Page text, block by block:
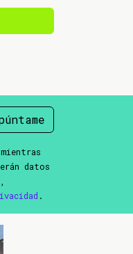
mientras
datos
.